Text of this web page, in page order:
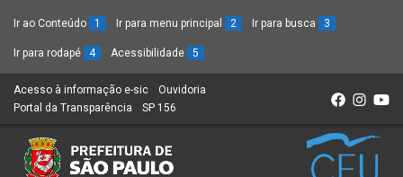
Ir ao Conteúdo 1 Ir para menu principal 2 Ir para busca 3
Ir para rodapé 4 Acessibilidade 5
Acesso à informação e-sic (Link
para
novo
sítio)
Ouvidoria
Portal da Transparência (Link
um
novo
SP 156